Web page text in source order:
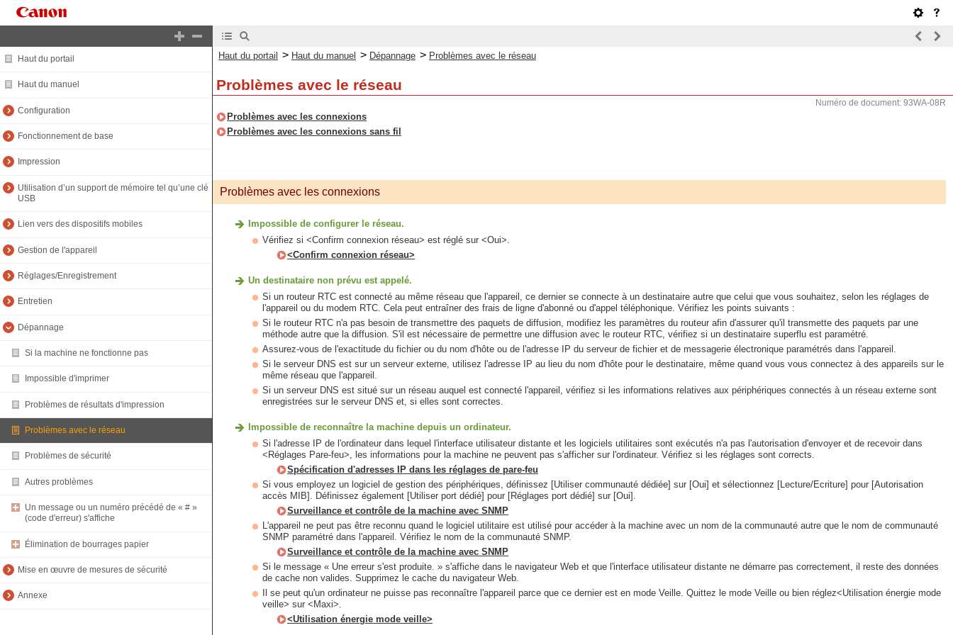
Haut du portail
Haut du manuel
Configuration
Fonctionnement de base
Impression
Utilisation d’un support de mémoire tel qu’une clé
USB
Lien vers des dispositifs mobiles
Gestion de l'appareil
Réglages/Enregistrement
Entretien
Dépannage
Si la machine ne fonctionne pas
Impossible d'imprimer
Problèmes de résultats d'impression
Problèmes avec le réseau
Problèmes de sécurité
Autres problèmes
Un message ou un numéro précédé de « # »
(code d'erreur) s'affiche
Élimination de bourrages papier
Mise en œuvre de mesures de sécurité
Annexe
Haut du portail > Haut du manuel > Dépannage > Problèmes avec le réseau
Problèmes avec le réseau
Numéro de document: 93WA-08R
Problèmes avec les connexions
Problèmes avec les connexions sans fil
Problèmes avec les connexions
Impossible de configurer le réseau.
Vérifiez si <Confirm connexion réseau> est réglé sur <Oui>.
<Confirm connexion réseau>
Un destinataire non prévu est appelé.
Si un routeur RTC est connecté au même réseau que l'appareil, ce dernier se connecte à un destinataire autre que celui que vous souhaitez, selon les réglages de
l'appareil ou du modem RTC. Cela peut entraîner des frais de ligne d'abonné ou d'appel téléphonique. Vérifiez les points suivants :
Si le routeur RTC n'a pas besoin de transmettre des paquets de diffusion, modifiez les paramètres du routeur afin d'assurer qu'il transmette des paquets par une
méthode autre que la diffusion. S'il est nécessaire de permettre une diffusion avec le routeur RTC, vérifiez si un destinataire superflu est paramétré.
Assurez-vous de l'exactitude du fichier ou du nom d'hôte ou de l'adresse IP du serveur de fichier et de messagerie électronique paramétrés dans l'appareil.
Si le serveur DNS est sur un serveur externe, utilisez l'adresse IP au lieu du nom d'hôte pour le destinataire, même quand vous vous connectez à des appareils sur le
même réseau que l'appareil.
Si un serveur DNS est situé sur un réseau auquel est connecté l'appareil, vérifiez si les informations relatives aux périphériques connectés à un réseau externe sont
enregistrées sur le serveur DNS et, si elles sont correctes.
Impossible de reconnaître la machine depuis un ordinateur.
Si l'adresse IP de l'ordinateur dans lequel l'interface utilisateur distante et les logiciels utilitaires sont exécutés n'a pas l'autorisation d'envoyer et de recevoir dans
<Réglages Pare-feu>, les informations pour la machine ne peuvent pas s'afficher sur l'ordinateur. Vérifiez si les réglages sont corrects.
Spécification d'adresses IP dans les réglages de pare-feu
Si vous employez un logiciel de gestion des périphériques, définissez [Utiliser communauté dédiée] sur [Oui] et sélectionnez [Lecture/Ecriture] pour [Autorisation
accès MIB]. Définissez également [Utiliser port dédié] pour [Réglages port dédié] sur [Oui].
Surveillance et contrôle de la machine avec SNMP
L'appareil ne peut pas être reconnu quand le logiciel utilitaire est utilisé pour accéder à la machine avec un nom de la communauté autre que le nom de communauté
SNMP paramétré dans l'appareil. Vérifiez le nom de la communauté SNMP.
Surveillance et contrôle de la machine avec SNMP
Si le message « Une erreur s'est produite. » s'affiche dans le navigateur Web et que l'interface utilisateur distante ne démarre pas correctement, il reste des données
de cache non valides. Supprimez le cache du navigateur Web.
Il se peut qu'un ordinateur ne puisse pas reconnaître l'appareil parce que ce dernier est en mode Veille. Quittez le mode Veille ou bien réglez<Utilisation énergie mode
veille> sur <Maxi>.
<Utilisation énergie mode veille>